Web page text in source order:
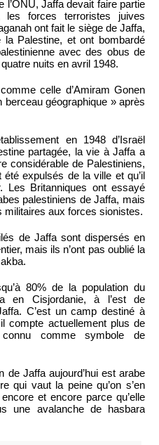
l’ONU, Jaffa devait faire partie
les forces terroristes juives
ont fait le siège de Jaffa,
Palestine, et ont bombardé
avec des obus de
nuits en avril 1948.
celle d’Amiram Gonen
berceau géographique » après
en 1948 d’Israël
partagée, la vie à Jaffa a
considérable de Palestiniens,
expulsés de la ville et qu’il
Les Britanniques ont essayé
palestiniens de Jaffa, mais
militaires aux forces sionistes.
de Jaffa sont dispersés en
mais ils n’ont pas oublié la
80% de la population du
en Cisjordanie, à l’est de
C’est un camp destiné à
compte actuellement plus de
comme symbole de
de Jaffa aujourd’hui est arabe
qui vaut la peine qu’on s’en
et encore parce qu’elle
une avalanche de hasbara